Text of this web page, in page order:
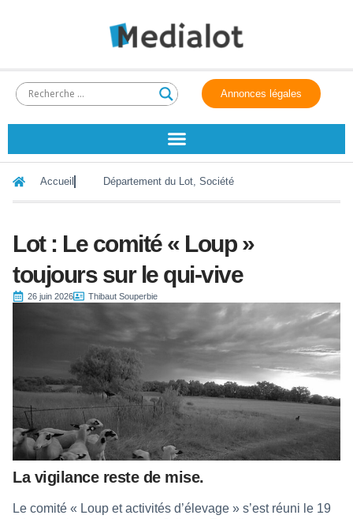
Annonces légales
Accueil Département du Lot, Société
Lot : Le comité « Loup »
toujours sur le qui-vive
26 juin 2026 Thibaut Souperbie
La vigilance reste de mise.
Le comité « Loup et activités d’élevage » s’est réuni le 19